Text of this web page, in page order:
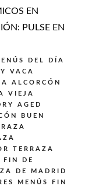
EN
PULSE EN
DEL DÍA
VACA
ALCORCÓN
VIEJA
AGED
BUEN
TERRAZA
FIN DE
DE MADRID
MENÚS FIN